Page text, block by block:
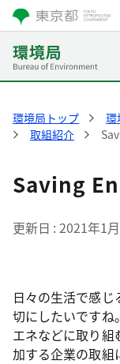
環境局トップ 環
取組紹介
Saving
更新日 2021年1
日々の生活で感
切にしたいですね
エネなどに取り
加する企業の取組